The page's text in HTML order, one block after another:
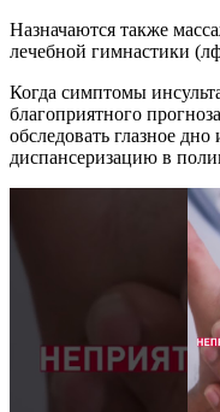
Назначаются также
лечебной гимнастики
Когда симптомы
благоприятного
обследовать глазное
диспансеризацию в